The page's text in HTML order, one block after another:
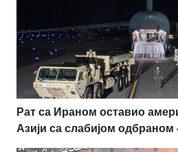
Рат са Ираном оставио
Азији са слабијом